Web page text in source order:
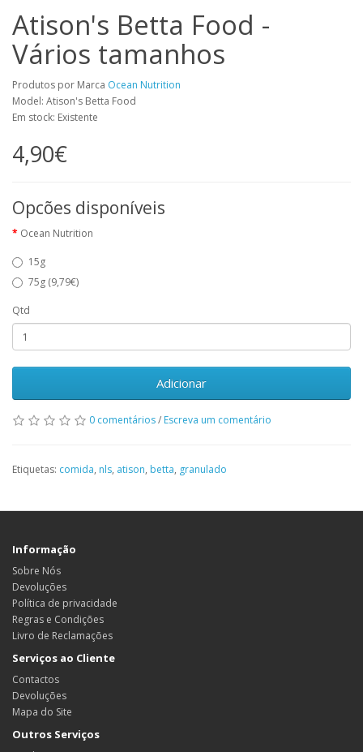
Atison's Betta Food -
Vários tamanhos
Produtos por Marca Ocean Nutrition
Model: Atison's Betta Food
Em stock: Existente
4,90€
Opcões disponíveis
Ocean Nutrition
15g
75g (9,79€)
Qtd
Adicionar
0 comentários/ Escreva um comentário
Etiquetas: comida, nls, atison, betta, granulado
Informação
Sobre Nós
Devoluções
Política de privacidade
Regras e Condições
Livro de Reclamações
Serviços ao Cliente
Contactos
Devoluções
Mapa do Site
Outros Serviços